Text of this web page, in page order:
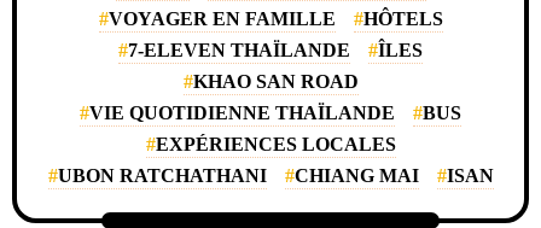
VOYAGER EN FAMILLE
HÔTELS
7-ELEVEN THAÏLANDE
ÎLES
KHAO SAN ROAD
VIE QUOTIDIENNE THAÏLANDE
BUS
EXPÉRIENCES LOCALES
UBON RATCHATHANI
CHIANG MAI ISAN